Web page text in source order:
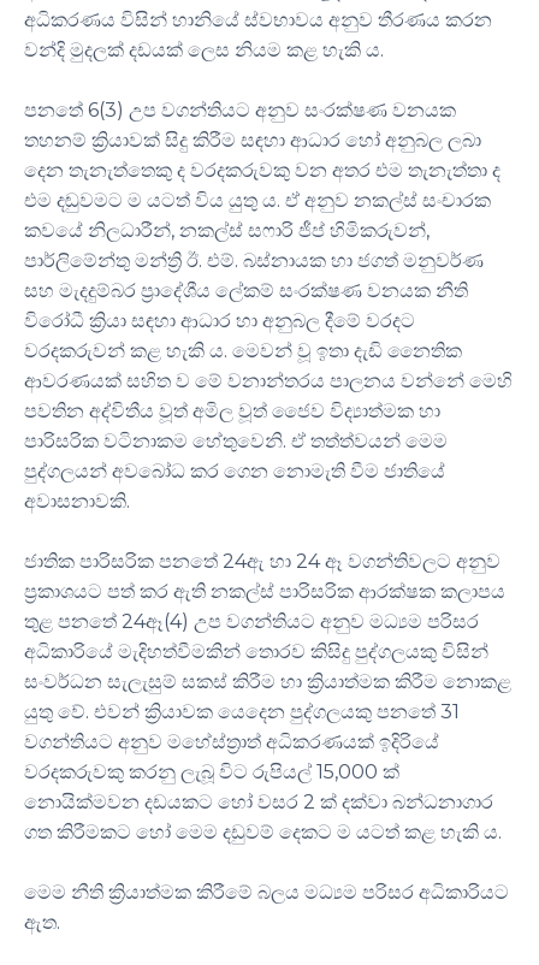
අධිකරණය විසින් හානියේ ස්වභාවය අනුව තීරණය කරන
වන්දි මුදලක් දඩයක් ලෙස නියම කළ හැකි ය.
පනතේ 6(3) උප වගන්තියට අනුව සංරක්ෂණ වනයක
තහනම් ක්‍රියාවක් සිදු කිරීම සඳහා ආධාර හෝ අනුබල ලබා
දෙන තැනැත්තෙකු ද වරදකරුවකු වන අතර එම තැනැත්තා ද
එම දඬුවමට ම යටත් විය යුතු ය. ඒ අනුව නකල්ස් සංචාරක
කවයේ නිලධාරීන්, නකල්ස් සෆාරි ජීප් හිමිකරුවන්,
පාර්ලිමේන්තු මන්ත්‍රි ඊ. එම්. බස්නායක හා ජගත් මනුවර්ණ
සහ මැදදුම්බර ප්‍රාදේශීය ලේකම් සංරක්ෂණ වනයක නීති
විරෝධී ක්‍රියා සඳහා ආධාර හා අනුබල දීමේ වරදට
වරදකරුවන් කළ හැකි ය. මෙවන් වූ ඉතා දැඩි නෛතික
ආවරණයක් සහිත ව මේ වනාන්තරය පාලනය වන්නේ මෙහි
පවතින අද්විතීය වූත් අමිල වූත් ජෛව විද්‍යාත්මක හා
පාරිසරික වටිනාකම හේතුවෙනි. ඒ තත්ත්වයන් මෙම
පුද්ගලයන් අවබෝධ කර ගෙන නොමැති වීම ජාතියේ
අවාසනාවකි.
ජාතික පාරිසරික පනතේ 24ඇ හා 24 ඈ වගන්තිවලට අනුව
ප්‍රකාශයට පත් කර ඇති නකල්ස් පාරිසරික ආරක්ෂක කලාපය
තුළ පනතේ 24ඈ(4) උප වගන්තියට අනුව මධ්‍යම පරිසර
අධිකාරියේ මැදිහත්වීමකින් තොරව කිසිදු පුද්ගලයකු විසින්
සංවර්ධන සැලැසුම් සකස් කිරීම හා ක්‍රියාත්මක කිරීම නොකළ
යුතු වේ. එවන් ක්‍රියාවක යෙදෙන පුද්ගලයකු පනතේ 31
වගන්තියට අනුව මහේස්ත්‍රාත් අධිකරණයක් ඉදිරියේ
වරදකරුවකු කරනු ලැබූ විට රුපියල් 15,000 ක්
නොයික්මවන දඩයකට හෝ වසර 2 ක් දක්වා බන්ධනාගාර
ගත කිරීමකට හෝ මෙම දඩුවම් දෙකට ම යටත් කළ හැකි ය.
මෙම නීති ක්‍රියාත්මක කිරීමේ බලය මධ්‍යම පරිසර අධිකාරියට
ඇත.